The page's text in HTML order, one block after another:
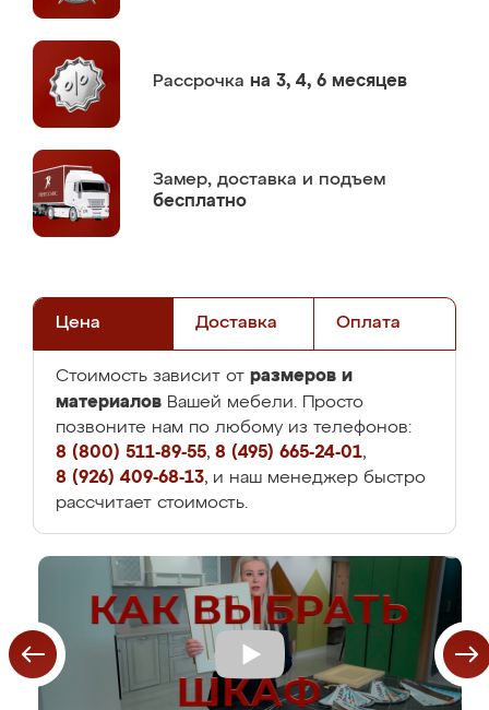
Рассрочка на 3, 4, 6 месяцев
Замер, доставка и подъем
бесплатно
Цена Доставка Оплата
Стоимость зависит от размеров и
материалов Вашей мебели. Просто
позвоните нам по любому из телефонов:
8 (800) 511-89-55, 8 (495) 665-24-01,
8 (926) 409-68-13, и наш менеджер быстро
рассчитает стоимость.